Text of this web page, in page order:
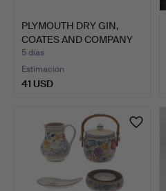
PLYMOUTH DRY GIN,
COATES AND COMPANY
LIMIT…
5 días
Estimación
41 USD